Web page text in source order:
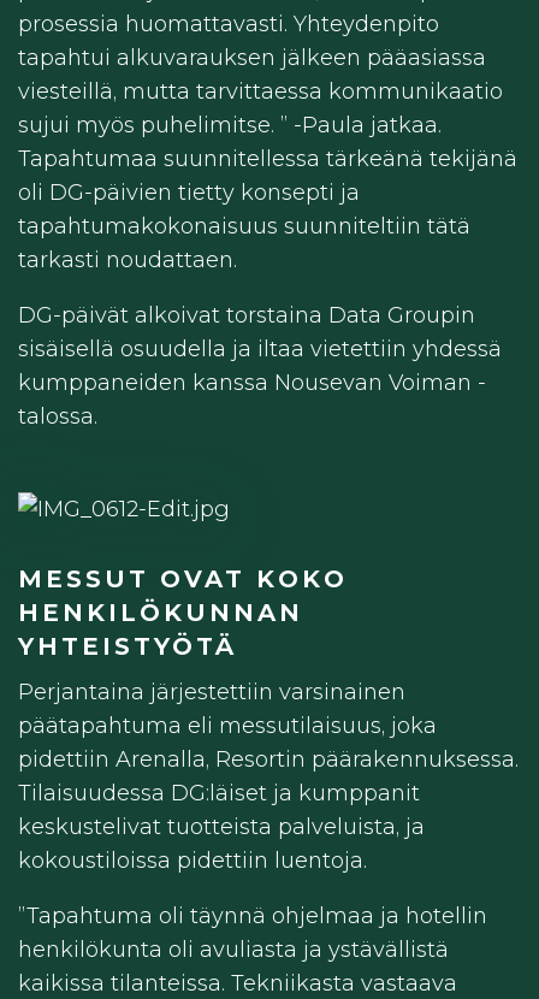
prosessia huomattavasti. Yhteydenpito
tapahtui alkuvarauksen jälkeen pääasiassa
viesteillä, mutta tarvittaessa kommunikaatio
sujui myös puhelimitse. ” -Paula jatkaa.
Tapahtumaa suunnitellessa tärkeänä tekijänä
oli DG-päivien tietty konsepti ja
tapahtumakokonaisuus suunniteltiin tätä
tarkasti noudattaen.
DG-päivät alkoivat torstaina Data Groupin
sisäisellä osuudella ja iltaa vietettiin yhdessä
kumppaneiden kanssa Nousevan Voiman -
talossa.
MESSUT OVAT KOKO
HENKILÖKUNNAN
YHTEISTYÖTÄ
Perjantaina järjestettiin varsinainen
päätapahtuma eli messutilaisuus, joka
pidettiin Arenalla, Resortin päärakennuksessa.
Tilaisuudessa DG:läiset ja kumppanit
keskustelivat tuotteista palveluista, ja
kokoustiloissa pidettiin luentoja.
”Tapahtuma oli täynnä ohjelmaa ja hotellin
henkilökunta oli avuliasta ja ystävällistä
kaikissa tilanteissa. Tekniikasta vastaava